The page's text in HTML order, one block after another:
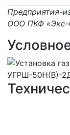
Предприятия-
ООО ПКФ